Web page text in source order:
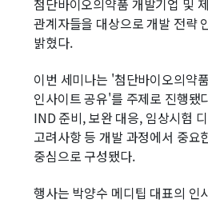
첨단바이오의약품 개발기업 및
관계자들을 대상으로 개발 전략
밝혔다.
이번 세미나는 '첨단바이오의약
인사이트 공유'를 주제로 진행됐
IND 준비, 보완 대응, 임상시험
고려사항 등 개발 과정에서 중요
중심으로 구성됐다.
행사는 박양수 메디팁 대표의 인